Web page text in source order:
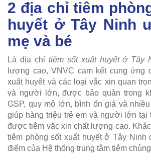
2 địa chỉ tiêm
huyết ở Tây Ninh
mẹ và bé
Là địa chỉ tiêm sốt xuất huyết ở Tây
lượng cao, VNVC cam kết cung ứng
xuất huyết và các loại vắc xin quan
và người lớn, được bảo quản trong
GSP, quy mô lớn, bình ổn giá và
giúp hàng triệu trẻ em và người lớn tại
được tiêm vắc xin chất lượng cao.
tiêm phòng sốt xuất huyết ở Tây Ninh
điểm của Hệ thống trung tâm tiêm